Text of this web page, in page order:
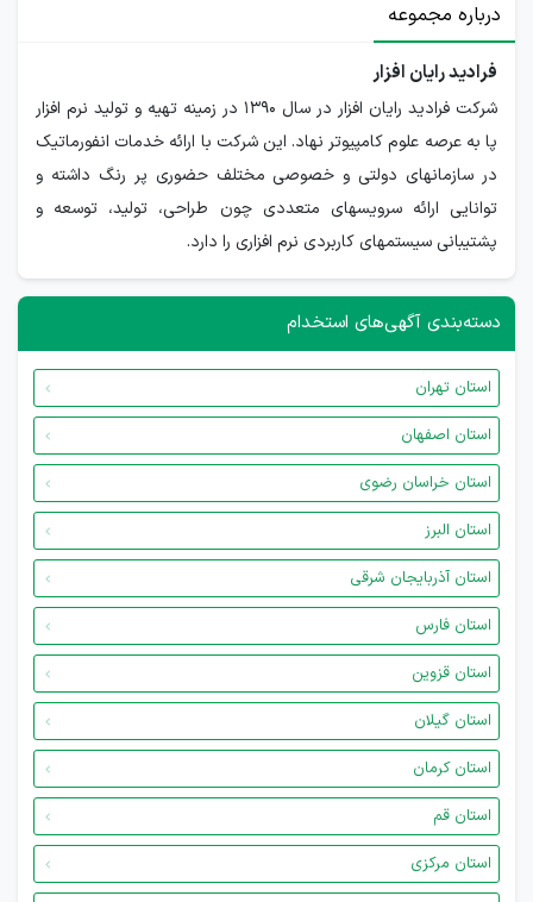
درباره مجموعه
فرادید رایان افزار
شرکت فرادید رایان افزار در سال 1390 در زمینه تهیه و تولید نرم افزار
پا به عرصه علوم کامپیوتر نهاد. این شرکت با ارائه خدمات انفورماتیک
در سازمانهای دولتی و خصوصی مختلف حضوری پر رنگ داشته و
توانایی ارائه سرویسهای متعددی چون طراحی، تولید، توسعه و
پشتیبانی سیستمهای کاربردی نرم افزاری را دارد.
دسته‌بندی آگهی‌های استخدام
استان تهران
استان اصفهان
استان خراسان رضوی
استان البرز
استان آذربایجان شرقی
استان فارس
استان قزوین
استان گیلان
استان کرمان
استان قم
استان مرکزی